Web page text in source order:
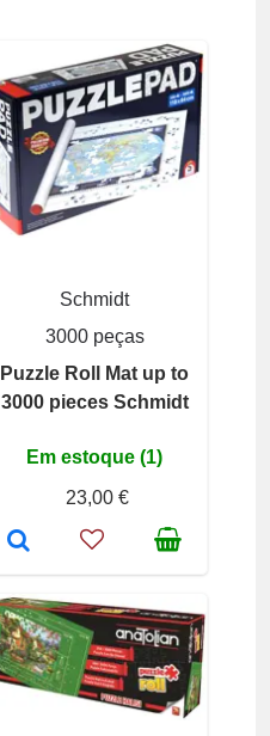
Schmidt
3000 peças
Puzzle Roll Mat up to
3000 pieces Schmidt
Em estoque (1)
23,00 €